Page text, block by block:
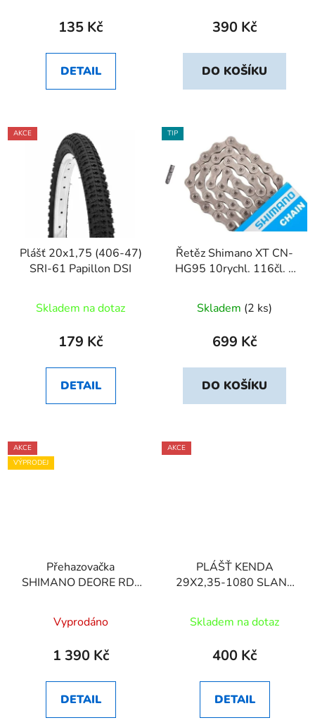
135 Kč
DETAIL
390 Kč
DO KOŠÍKU
AKCE
Plášť 20x1,75 (406-47)
SRI-61 Papillon DSI
Skladem na dotaz
179 Kč
DETAIL
TIP
Řetěz Shimano XT CN-
HG95 10rychl. 116čl. s
Skladem (2 ks)
699 Kč
DO KOŠÍKU
AKCE
VÝPRODEJ
Přehazovačka
SHIMANO DEORE RD-
shadow
Vyprodáno
1 390 Kč
DETAIL
AKCE
PLÁŠŤ KENDA
29X2,35-1080 SLANT
Skladem na dotaz
400 Kč
DETAIL